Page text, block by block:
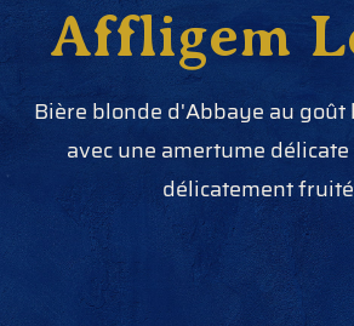
Affligem
Bière blonde d'Abbaye au goût
avec une amertume
délicatement